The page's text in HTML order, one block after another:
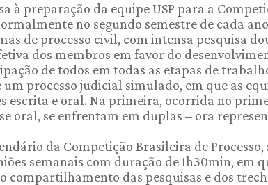
à preparação da equipe USP para a
no segundo semestre de cada
de processo civil, com intensa pesquisa
dos membros em favor do
de todos em todas as etapas de
processo judicial simulado, em que as
escrita e oral. Na primeira, ocorrida no
oral, se enfrentam em duplas – ora
da Competição Brasileira de
semanais com duração de 1h30min, em
compartilhamento das pesquisas e dos